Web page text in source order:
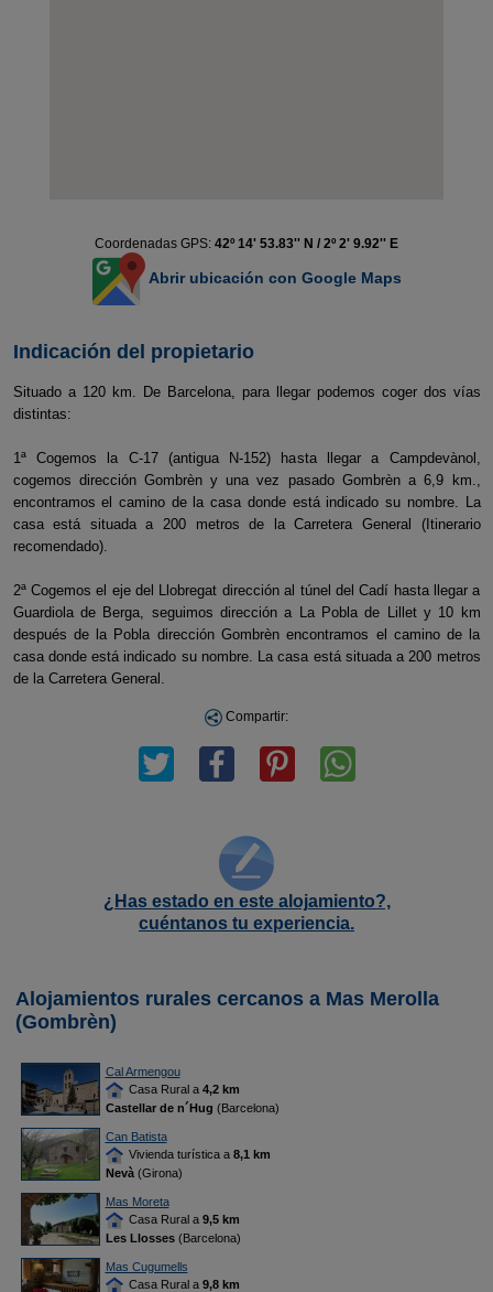
Coordenadas GPS: 42º 14' 53.83'' N / 2º 2' 9.92'' E
Abrir ubicación con Google Maps
Indicación del propietario
Situado a 120 km. De Barcelona, para llegar podemos coger dos vías
distintas:
1ª Cogemos la C-17 (antigua N-152) hasta llegar a Campdevànol,
cogemos dirección Gombrèn y una vez pasado Gombrèn a 6,9 km.,
encontramos el camino de la casa donde está indicado su nombre. La
casa está situada a 200 metros de la Carretera General (Itinerario
recomendado).
2ª Cogemos el eje del Llobregat dirección al túnel del Cadí hasta llegar a
Guardiola de Berga, seguimos dirección a La Pobla de Lillet y 10 km
después de la Pobla dirección Gombrèn encontramos el camino de la
casa donde está indicado su nombre. La casa está situada a 200 metros
de la Carretera General.
Compartir:
¿Has estado en este alojamiento?,
cuéntanos tu experiencia.
Alojamientos rurales cercanos a Mas Merolla
(Gombrèn)
Cal Armengou
Casa Rural a 4,2 km
Castellar de n´Hug (Barcelona)
Can Batista
Vivienda turística a 8,1 km
Nevà(Girona)
Mas Moreta
Casa Rural a 9,5 km
Les Llosses(Barcelona)
Mas Cugumells
Casa Rural a 9,8 km